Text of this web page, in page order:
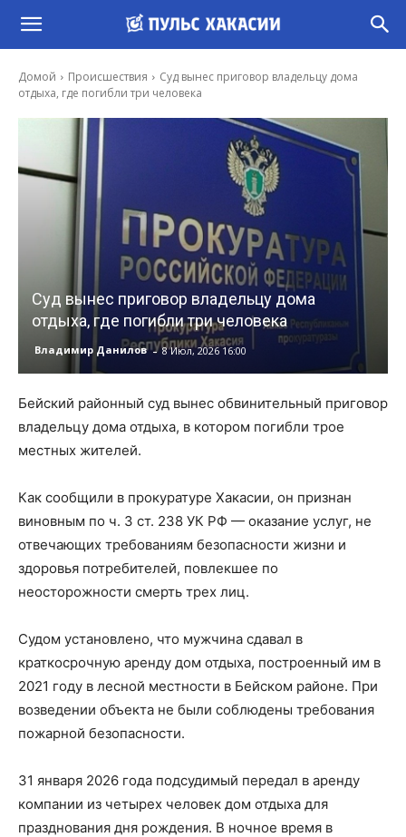
Домой Происшествия
Суд вынес приговор владельцу дома
отдыха, где погибли три человека
Суд вынес приговор владельцу дома
отдыха, где погибли три человека
Владимир Данилов - 8 Июл, 2026 16:00
Бейский районный суд вынес обвинительный приговор
владельцу дома отдыха, в котором погибли трое
местных жителей.
Как сообщили в прокуратуре Хакасии, он признан
виновным по ч. 3 ст. 238 УК РФ — оказание услуг, не
отвечающих требованиям безопасности жизни и
здоровья потребителей, повлекшее по
неосторожности смерть трех лиц.
Судом установлено, что мужчина сдавал в
краткосрочную аренду дом отдыха, построенный им в
2021 году в лесной местности в Бейском районе. При
возведении объекта не были соблюдены требования
пожарной безопасности.
31 января 2026 года подсудимый передал в аренду
компании из четырех человек дом отдыха для
празднования дня рождения. В ночное время в